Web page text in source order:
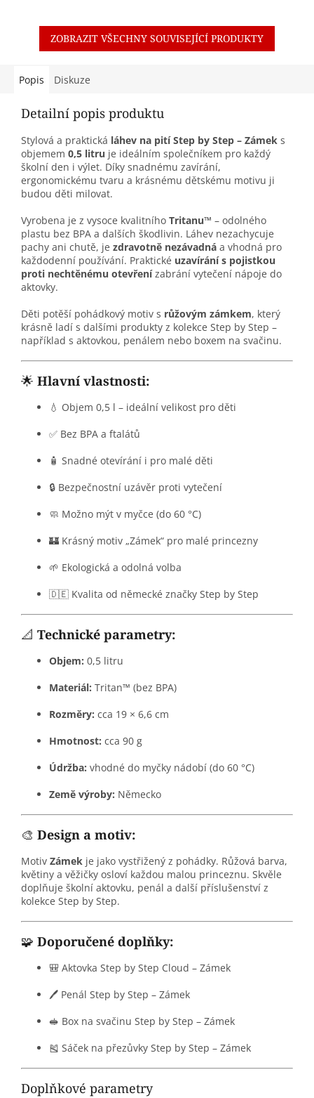
ZOBRAZIT VŠECHNY SOUVISEJÍCÍ PRODUKTY
Popis Diskuze
Detailní popis produktu
Stylová a praktická láhev na pití Step by Step – Zámek s
objemem 0,5 litru je ideálním společníkem pro každý
školní den i výlet. Díky snadnému zavírání,
ergonomickému tvaru a krásnému dětskému motivu ji
budou děti milovat.
Vyrobena je z vysoce kvalitního Tritanu™ – odolného
plastu bez BPA a dalších škodlivin. Láhev nezachycuje
pachy ani chutě, je zdravotně nezávadná a vhodná pro
každodenní používání. Praktické uzavírání s pojistkou
proti nechtěnému otevřenízabrání vytečení nápoje do
aktovky.
Děti potěší pohádkový motiv s růžovým zámkem, který
krásně ladí s dalšími produkty z kolekce Step by Step –
například s aktovkou, penálem nebo boxem na svačinu.
🌟 Hlavní vlastnosti:
💧 Objem 0,5 l – ideální velikost pro děti
✅ Bez BPA a ftalátů
🧴 Snadné otevírání i pro malé děti
🔒 Bezpečnostní uzávěr proti vytečení
🧼 Možno mýt v myčce (do 60 °C)
🏰 Krásný motiv „Zámek“ pro malé princezny
🌱 Ekologická a odolná volba
🇩🇪 Kvalita od německé značky Step by Step
📐 Technické parametry:
Objem: 0,5 litru
Materiál: Tritan™ (bez BPA)
Rozměry: cca 19 × 6,6 cm
Hmotnost: cca 90 g
Údržba: vhodné do myčky nádobí (do 60 °C)
Země výroby: Německo
🎨 Design a motiv:
Motiv Zámek je jako vystřižený z pohádky. Růžová barva,
květiny a věžičky osloví každou malou princeznu. Skvěle
doplňuje školní aktovku, penál a další příslušenství z
kolekce Step by Step.
🧩 Doporučené doplňky:
🎒 Aktovka Step by Step Cloud – Zámek
🖊️ Penál Step by Step – Zámek
🥪 Box na svačinu Step by Step – Zámek
🎽 Sáček na přezůvky Step by Step – Zámek
Doplňkové parametry